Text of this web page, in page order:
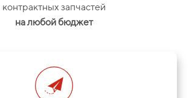
контрактных запчастей
на любой бюджет